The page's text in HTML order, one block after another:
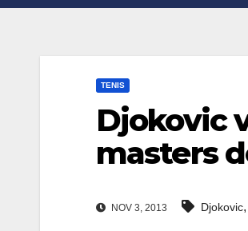
TENIS
Djokovic
masters
NOV 3, 2013 Djokovic,